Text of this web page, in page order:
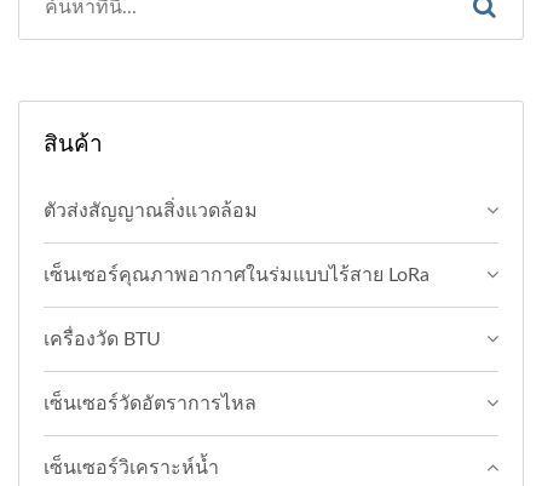
สินค้า
ตัวส่งสัญญาณสิ่งแวดล้อม
เซ็นเซอร์คุณภาพอากาศในร่มแบบไร้สาย LoRa
เครื่องวัด BTU
เซ็นเซอร์วัดอัตราการไหล
เซ็นเซอร์วิเคราะห์น้ำ